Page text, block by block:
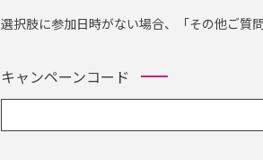
選択肢に参加日時がない場合、「その他ご質
キャンペーンコード